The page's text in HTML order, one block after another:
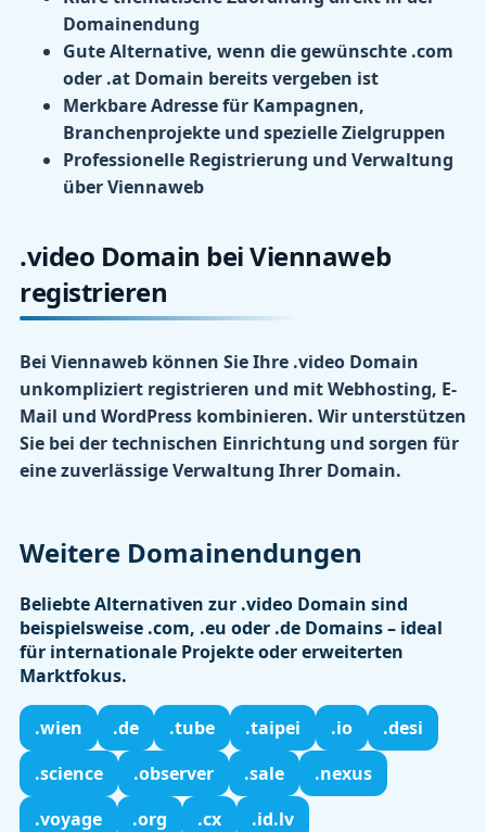
Domainendung
Gute Alternative, wenn die gewünschte .com
oder .at Domain bereits vergeben ist
Merkbare Adresse für Kampagnen,
Branchenprojekte und spezielle Zielgruppen
Professionelle Registrierung und Verwaltung
über Viennaweb
.video Domain bei Viennaweb
registrieren
Bei Viennaweb können Sie Ihre .video Domain
unkompliziert registrieren und mit Webhosting, E-
Mail und WordPress kombinieren. Wir unterstützen
Sie bei der technischen Einrichtung und sorgen für
eine zuverlässige Verwaltung Ihrer Domain.
Weitere Domainendungen
Beliebte Alternativen zur .video Domain sind
beispielsweise .com, .eu oder .de Domains – ideal
für internationale Projekte oder erweiterten
Marktfokus.
.wien .de .tube .taipei .io
.desi
.science
.observer .sale
.nexus
.voyage
.org .cx .id.lv